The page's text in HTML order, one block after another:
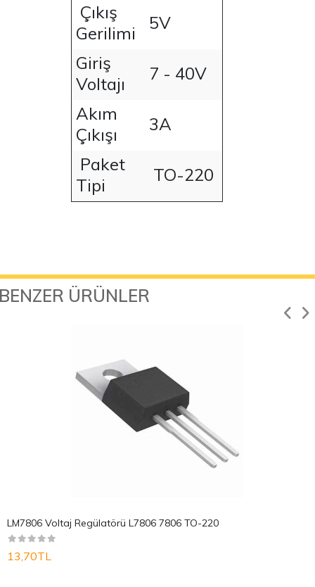
Çıkış
Gerilimi
5V
Giriş
Voltajı
7 - 40V
Akım
Çıkışı
3A
Paket
Tipi
TO-220
ÜRÜNLER
LM7806 Voltaj Regülatörü L7806 7806 TO-220
13,70TL